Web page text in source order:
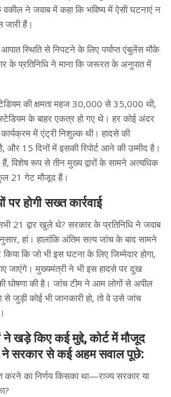
वकील ने जवाब में कहा कि भविष्य में ऐसी घटनाएं न
जारी हैं।
स्थिति से निपटने के लिए पर्याप्त एंबुलेंस मौके
के प्रतिनिधि ने माना कि जरूरत के अनुपात में
की क्षमता महज 30,000 से 35,000 थी,
के बाहर एकत्र हो गए थे। हर कोई अंदर
में एंट्री निशुल्क थी। हादसे की
15 दिनों में इसकी रिपोर्ट आने की उम्मीद है।
विशेष रूप से तीन मुख्य द्वारों के सामने अत्यधिक
21 गेट मौजूद हैं।
होगी सख्त कार्रवाई
21 द्वार खुले थे? सरकार के प्रतिनिधि ने जवाब
हां। हालांकि अंतिम सत्य जांच के बाद सामने
कि जो भी इस घटना के लिए जिम्मेदार होगा,
जाएंगे। मुख्यमंत्री ने भी इस हादसे पर दुख
घोषणा की है। जांच टीम ने आम लोगों से अपील
जुड़ी कोई भी जानकारी हो, तो वे उसे जांच
ने खड़े किए कई मुद्दे, कोर्ट में मौजूद
ने सरकार से कई अहम सवाल पूछे:
करने का निर्णय किसका था—राज्य सरकार या